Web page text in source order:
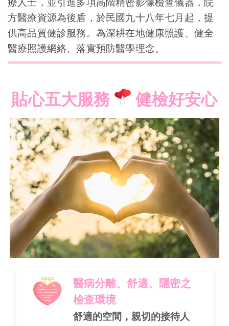
方醫療資源為後盾，於民國九十八年七月起，提
供高品質健診服務。為深耕在地健康照護、健全
醫療照護網絡、落實預防醫學理念。
貼心五大服務 健檢好安心
醫病分離、舒適、隱密之
檢查環境
舒適的空間，親切的接待人